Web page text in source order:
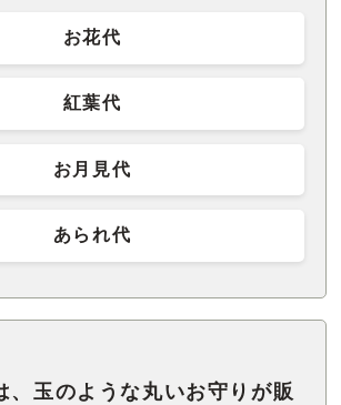
お花代
紅葉代
お月見代
あられ代
、玉のような丸いお守りが販